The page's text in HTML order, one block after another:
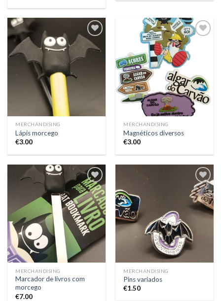
Add to
MERCHANDISING
Lápis morcego
€3.00
Add to
MERCHANDISING
Magnéticos diversos
€3.00
Add to
Wishlist
MERCHANDISING
Marcador de livros com
morcego
€7.00
Add to
Wishlist
MERCHANDISING
Pins variados
€1.50